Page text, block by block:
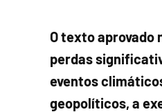
O texto aprovado
perdas
eventos
geopolíticos, a